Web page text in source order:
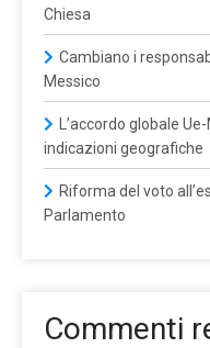
Chiesa
Cambiano i
Messico
L’accordo globale
indicazioni geografiche
Riforma del voto
Parlamento
Commenti